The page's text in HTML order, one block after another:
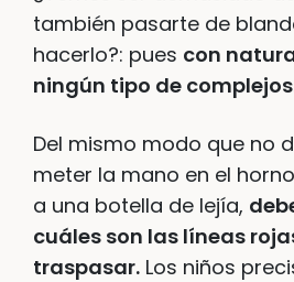
también pasarte de
hacerlo?: pues con
ningún tipo de
Del mismo modo que no
meter la mano en el
a una botella de lejía,
cuáles son las líneas
traspasar. Los niños